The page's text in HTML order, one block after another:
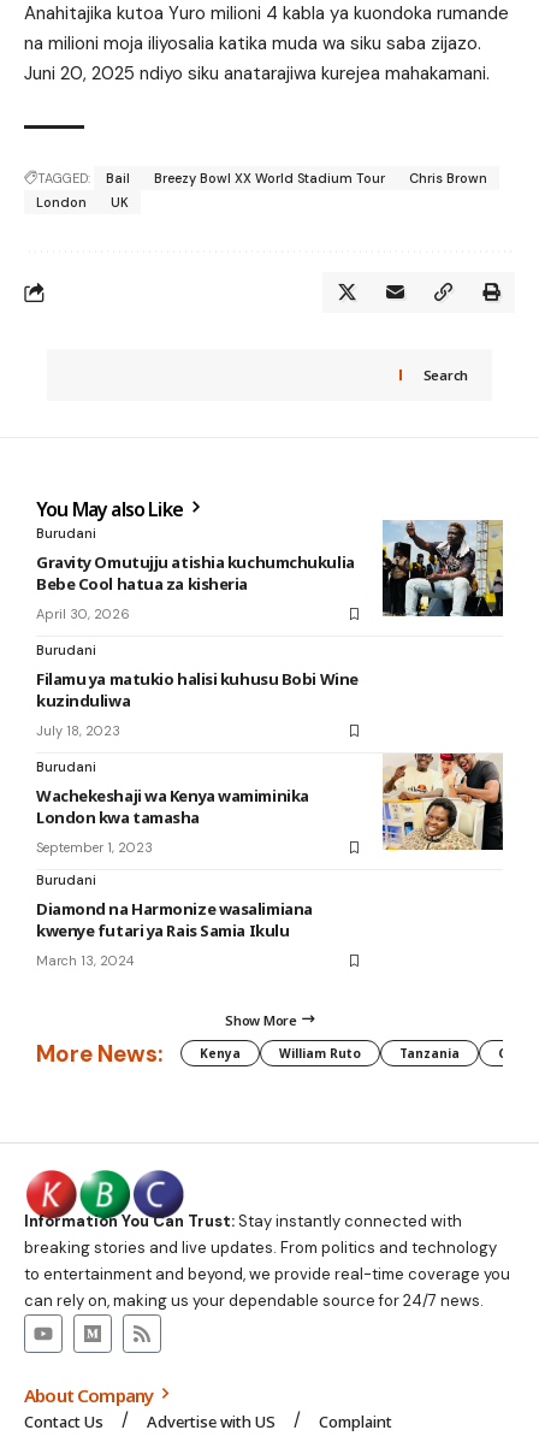
Anahitajika kutoa Yuro milioni 4 kabla ya kuondoka rumande
na milioni moja iliyosalia katika muda wa siku saba zijazo.
Juni 20, 2025 ndiyo siku anatarajiwa kurejea mahakamani.
TAGGED: Bail Breezy Bowl XX World Stadium Tour
Chris Brown
London
UK
Search
You May also Like
Burudani
Gravity Omutujju atishia kuchumchukulia
Bebe Cool hatua za kisheria
April 30, 2026
Burudani
Filamu ya matukio halisi kuhusu Bobi Wine
kuzinduliwa
July 18, 2023
Burudani
Wachekeshaji wa Kenya wamiminika
London kwa tamasha
September 1, 2023
Burudani
Diamond na Harmonize wasalimiana
kwenye futari ya Rais Samia Ikulu
March 13, 2024
Show More
More News: Kenya William Ruto Tanzania CAF
Information You Can Trust:Stay instantly connected with
breaking stories and live updates. From politics and technology
to entertainment and beyond, we provide real-time coverage you
can rely on, making us your dependable source for 24/7 news.
About Company
Contact Us Advertise with US Complaint